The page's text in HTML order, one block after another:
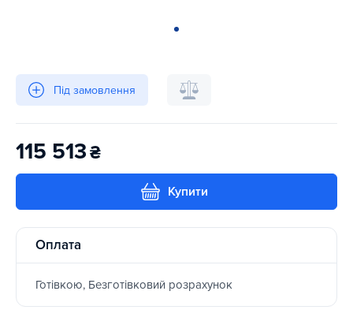
Під замовлення
115 513₴
Купити
Оплата
Готівкою, Безготівковий розрахунок